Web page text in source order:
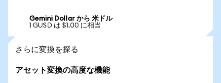
Gemini Dollar から 米ドル
1 GUSD は $1.00 に相当
さらに変換を探る
アセット変換の高度な機能